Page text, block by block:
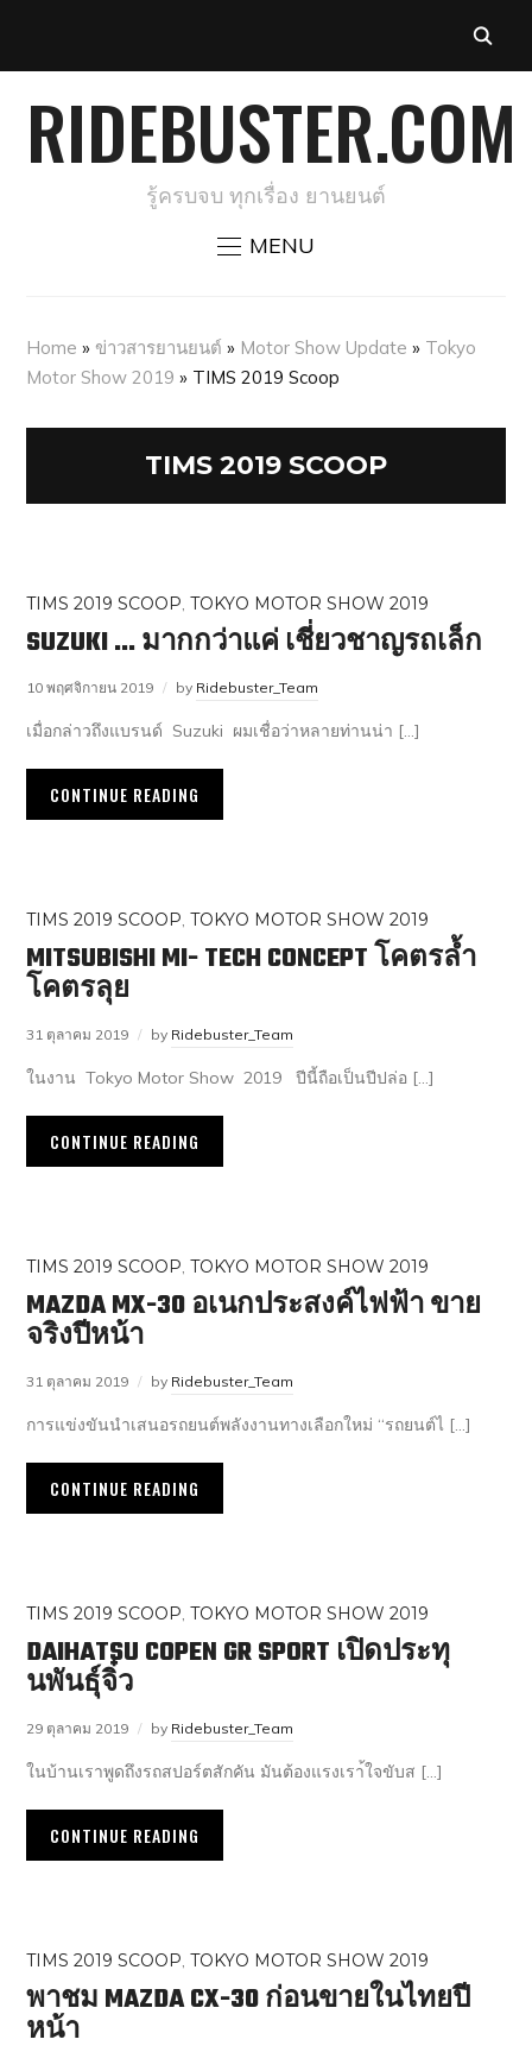
RIDEBUSTER.COM
รู้ครบจบ ทุกเรื่อง ยานยนต์
MENU
Home » ข่าวสารยานยนต์ » Motor Show Update » Tokyo
Motor Show 2019 » TIMS 2019 Scoop
TIMS 2019 SCOOP
TIMS 2019 SCOOP,TOKYO MOTOR SHOW 2019
SUZUKI … มากกว่าแค่ เชี่ยวชาญรถเล็ก
10 พฤศจิกายน 2019 by Ridebuster_Team
เมื่อกล่าวถึงแบรนด์ Suzuki ผมเชื่อว่าหลายท่านน่า […]
CONTINUE READING
TIMS 2019 SCOOP,TOKYO MOTOR SHOW 2019
MITSUBISHI MI- TECH CONCEPT โคตรล้ำ
โคตรลุย
31 ตุลาคม 2019 by Ridebuster_Team
ในงาน Tokyo Motor Show 2019 ปีนี้ถือเป็นปีปล่อ […]
CONTINUE READING
TIMS 2019 SCOOP,TOKYO MOTOR SHOW 2019
MAZDA MX-30 อเนกประสงค์ไฟฟ้า ขาย
จริงปีหน้า
31 ตุลาคม 2019 by Ridebuster_Team
การแข่งขันนำเสนอรถยนต์พลังงานทางเลือกใหม่ “รถยนต์ไ […]
CONTINUE READING
TIMS 2019 SCOOP,TOKYO MOTOR SHOW 2019
DAIHATSU COPEN GR SPORT เปิดประทุ
นพันธ์ุจิ๋ว
29 ตุลาคม 2019 by Ridebuster_Team
ในบ้านเราพูดถึงรถสปอร์ตสักคัน มันต้องแรงเรา้ใจขับส […]
CONTINUE READING
TIMS 2019 SCOOP,TOKYO MOTOR SHOW 2019
พาชม MAZDA CX-30 ก่อนขายในไทยปี
หน้า